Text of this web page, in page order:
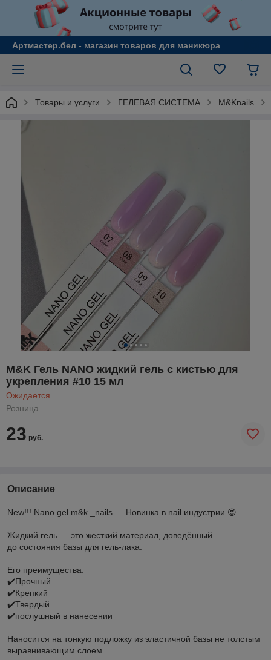
Артмастер.бел - магазин товаров для маникюра
Товары и услуги ГЕЛЕВАЯ СИСТЕМА M&Knails
M&K Гель NANO жидкий гель с кистью для
укрепления #10 15 мл
Ожидается
Розница
23 руб.
Описание
New!!! Nano gel m&k _nails — Новинка в nail индустрии 😍
Жидкий гель — это жесткий материал, доведённый
до состояния базы для гель-лака.
Его преимущества:
✔️Прочный
✔️Крепкий
✔️Твердый
✔️послушный в нанесении
Наносится на тонкую подложку из эластичной базы не толстым
выравнивающим слоем.